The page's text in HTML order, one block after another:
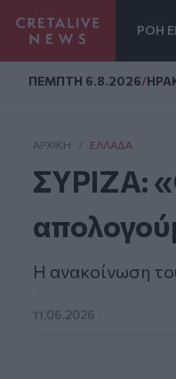
ΡΟΗ
ΠΕΜΠΤΗ 6.8.2026/
ΑΡΧΙΚΗ / ΕΛΛΆΔΑ
ΣΥΡΙΖΑ:
Η ανακοίνωση
11.06.2026